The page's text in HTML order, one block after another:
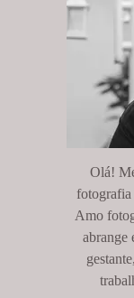
Olá!
fotografia
Amo
abrange